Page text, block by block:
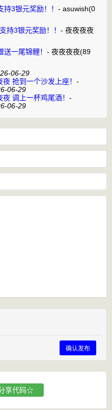
3银元奖励！！ - asuwish(0
持3银元奖励！！ - 夜夜夜夜
一尾锦鲤！ - 夜夜夜夜(89
06-29
抢到一个沙发上座！ -
06-29
调上一杯鸡尾酒！ -
06-29
确认发布
享代码☆